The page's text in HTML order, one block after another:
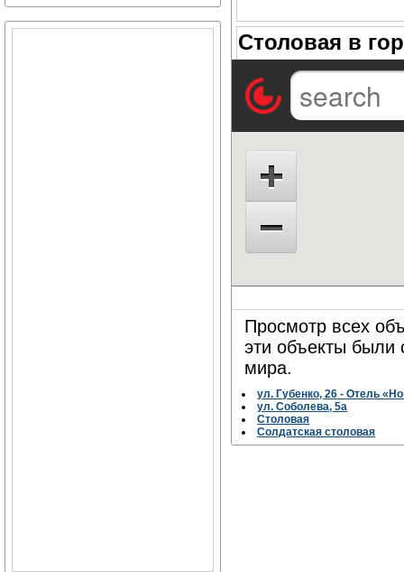
Столовая в
Просмотр всех
эти объекты были
мира.
ул. Губенко, 26 - Отель
ул. Соболева, 5а
Столовая
Солдатская столовая